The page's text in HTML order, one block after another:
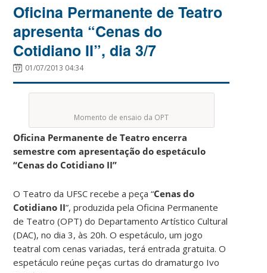
Oficina Permanente de Teatro
apresenta “Cenas do
Cotidiano II”, dia 3/7
01/07/2013 04:34
Momento de ensaio da OPT
Oficina Permanente de Teatro encerra
semestre com apresentação do espetáculo
“Cenas do Cotidiano II”
O Teatro da UFSC recebe a peça “Cenas do
Cotidiano II”, produzida pela Oficina Permanente
de Teatro (OPT) do Departamento Artístico Cultural
(DAC), no dia 3, às 20h. O espetáculo, um jogo
teatral com cenas variadas, terá entrada gratuita. O
espetáculo reúne peças curtas do dramaturgo Ivo